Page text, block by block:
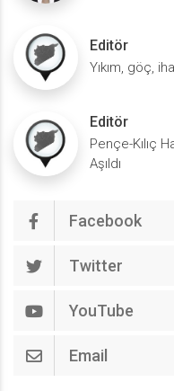
Editör
Yıkım, göç,
Editör
Pençe-Kılıç
Aşıldı
Facebook
Twitter
YouTube
Email